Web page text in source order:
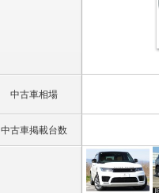
中古車相場
中古車掲載台数